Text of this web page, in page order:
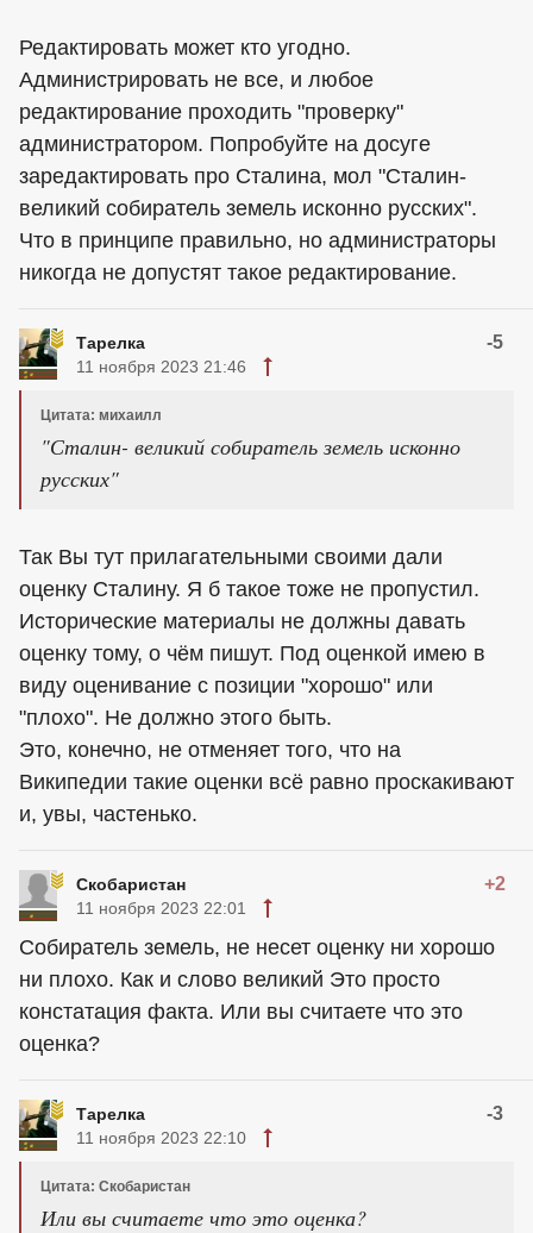
Редактировать может кто угодно.
Администрировать не все, и любое
редактирование проходить "проверку"
администратором. Попробуйте на досуге
заредактировать про Сталина, мол "Сталин-
великий собиратель земель исконно русских".
Что в принципе правильно, но администраторы
никогда не допустят такое редактирование.
Тарелка -5
11 ноября 2023 21:46
Цитата: михаилл
"Сталин- великий собиратель земель исконно
русских"
Так Вы тут прилагательными своими дали
оценку Сталину. Я б такое тоже не пропустил.
Исторические материалы не должны давать
оценку тому, о чём пишут. Под оценкой имею в
виду оценивание с позиции "хорошо" или
"плохо". Не должно этого быть.
Это, конечно, не отменяет того, что на
Википедии такие оценки всё равно проскакивают
и, увы, частенько.
Скобаристан +2
11 ноября 2023 22:01
Собиратель земель, не несет оценку ни хорошо
ни плохо. Как и слово великий Это просто
констатация факта. Или вы считаете что это
оценка?
Тарелка -3
11 ноября 2023 22:10
Цитата: Скобаристан
Или вы считаете что это оценка?